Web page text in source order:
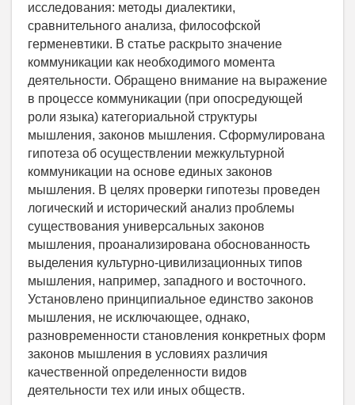
исследования: методы диалектики,
сравнительного анализа, философской
герменевтики. В статье раскрыто значение
коммуникации как необходимого момента
деятельности. Обращено внимание на выражение
в процессе коммуникации (при опосредующей
роли языка) категориальной структуры
мышления, законов мышления. Сформулирована
гипотеза об осуществлении межкультурной
коммуникации на основе единых законов
мышления. В целях проверки гипотезы проведен
логический и исторический анализ проблемы
существования универсальных законов
мышления, проанализирована обоснованность
выделения культурно-цивилизационных типов
мышления, например, западного и восточного.
Установлено принципиальное единство законов
мышления, не исключающее, однако,
разновременности становления конкретных форм
законов мышления в условиях различия
качественной определенности видов
деятельности тех или иных обществ.